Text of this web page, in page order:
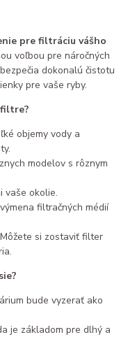
pre filtráciu vášho
voľbou pre náročných
dokonalú čistotu
pre vaše ryby.
objemy vody a
modelov s rôznym
vaše okolie.
filtračných médií
Môžete si zostaviť filter
bude vyzerať ako
je základom pre dlhý a